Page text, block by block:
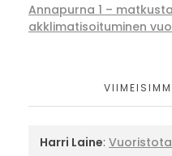
Annapurna 1 –
akklimatisoituminen
Harri Laine: